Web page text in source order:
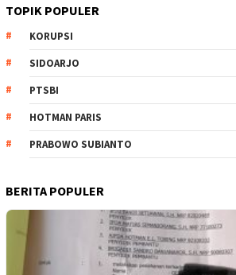
TOPIK POPULER
KORUPSI
SIDOARJO
PTSBI
HOTMAN PARIS
PRABOWO SUBIANTO
BERITA POPULER